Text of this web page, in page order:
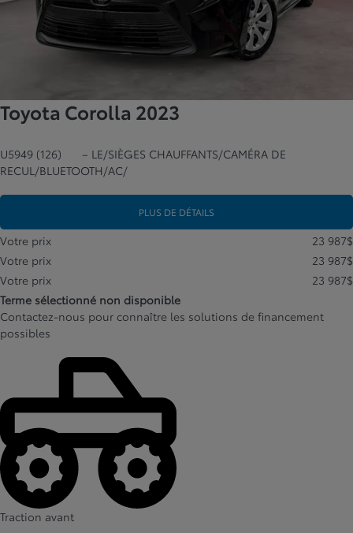
Toyota Corolla 2023
U5949 (126)
– LE/SIÈGES CHAUFFANTS/CAMÉRA DE
RECUL/BLUETOOTH/AC/
PLUS DE DÉTAILS
Votre prix 23 987$
Votre prix
23 987$
Votre prix
23 987$
Terme sélectionné non disponible
Contactez-nous pour connaître les solutions de financement
possibles
Traction avant